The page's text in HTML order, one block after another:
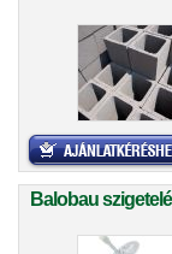
Balobau